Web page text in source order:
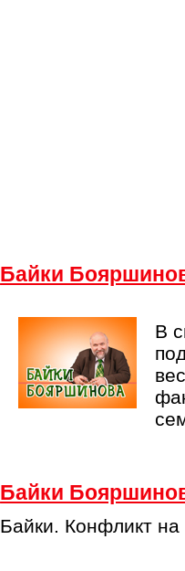
Байки
В
Байки
Байки. Конфликт